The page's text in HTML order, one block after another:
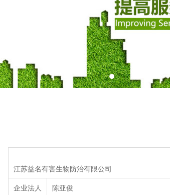
江苏益名有害生物防治有限公司
企业法人 陈亚俊